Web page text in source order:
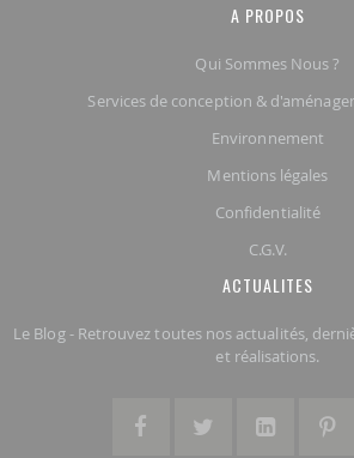
A PROPOS
Qui Sommes Nous ?
Services de conception &
Environnement
Mentions légales
Confidentialité
C.G.V.
ACTUALITES
Le Blog - Retrouvez toutes nos actualités,
et réalisations.